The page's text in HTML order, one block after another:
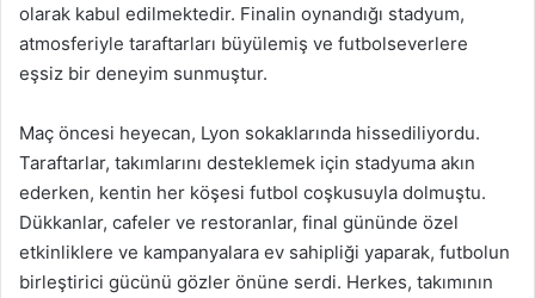
olarak kabul edilmektedir. Finalin oynandığı stadyum,
atmosferiyle taraftarları büyülemiş ve futbolseverlere
eşsiz bir deneyim sunmuştur.
Maç öncesi heyecan, Lyon sokaklarında hissediliyordu.
Taraftarlar, takımlarını desteklemek için stadyuma akın
ederken, kentin her köşesi futbol coşkusuyla dolmuştu.
Dükkanlar, cafeler ve restoranlar, final gününde özel
etkinliklere ve kampanyalara ev sahipliği yaparak, futbolun
birleştirici gücünü gözler önüne serdi. Herkes, takımının